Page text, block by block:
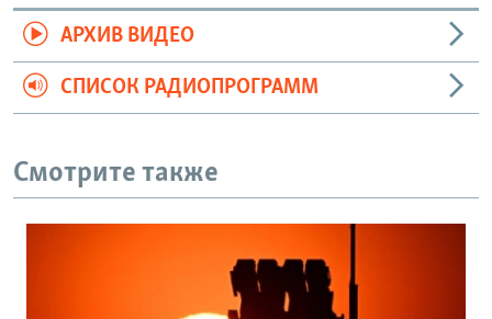
АРХИВ ВИДЕО
СПИСОК РАДИОПРОГРАММ
Смотрите также